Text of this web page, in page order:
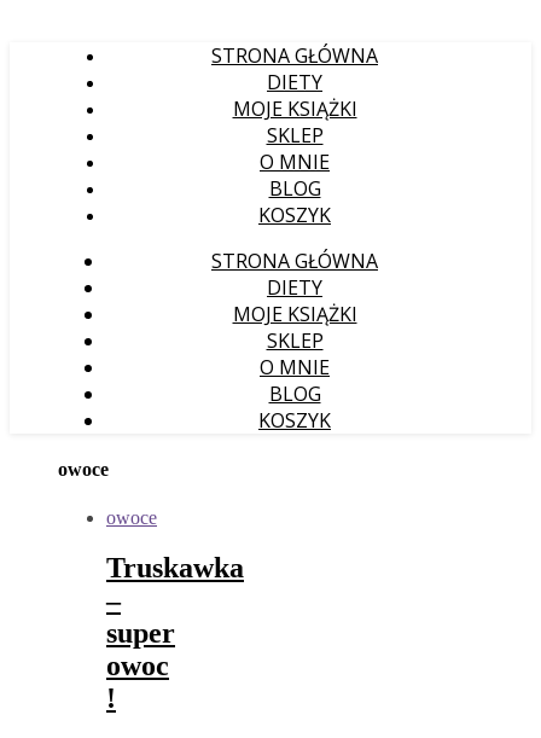
STRONA GŁÓWNA
DIETY
MOJE KSIĄŻKI
SKLEP
O MNIE
BLOG
KOSZYK
STRONA GŁÓWNA
DIETY
MOJE KSIĄŻKI
SKLEP
O MNIE
BLOG
KOSZYK
owoce
owoce
Truskawka
–
super
owoc
!